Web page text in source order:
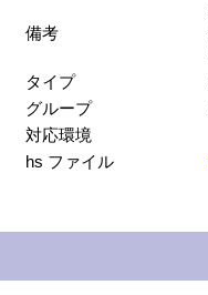
備考
タイプ
グループ
対応環境
hs ファイル